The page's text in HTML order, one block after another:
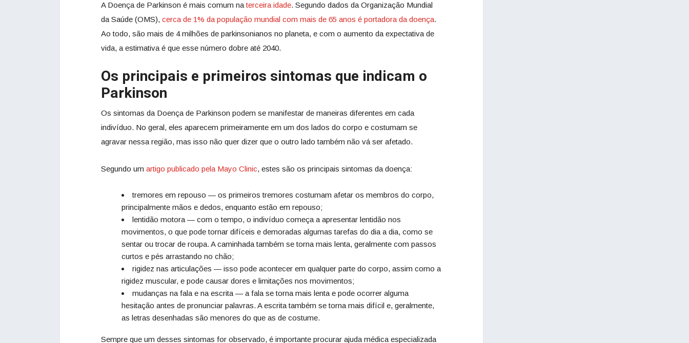
A Doença de Parkinson é mais comum naterceira idade. Segundo dados da Organização Mundial
da Saúde (OMS), cerca de 1% da população mundial com mais de 65 anos é portadora da doença.
Ao todo, são mais de 4 milhões de parkinsonianos no planeta, e com o aumento da expectativa de
vida, a estimativa é que esse número dobre até 2040.
Os principais e primeiros sintomas que indicam o
Parkinson
Os sintomas da Doença de Parkinson podem se manifestar de maneiras diferentes em cada
indivíduo. No geral, eles aparecem primeiramente em um dos lados do corpo e costumam se
agravar nessa região, mas isso não quer dizer que o outro lado também não vá ser afetado.
Segundo um artigo publicado pela Mayo Clinic, estes são os principais sintomas da doença:
tremores em repouso — os primeiros tremores costumam afetar os membros do corpo,
principalmente mãos e dedos, enquanto estão em repouso;
lentidão motora — com o tempo, o indivíduo começa a apresentar lentidão nos
movimentos, o que pode tornar difíceis e demoradas algumas tarefas do dia a dia, como se
sentar ou trocar de roupa. A caminhada também se torna mais lenta, geralmente com passos
curtos e pés arrastando no chão;
rigidez nas articulações — isso pode acontecer em qualquer parte do corpo, assim como a
rigidez muscular, e pode causar dores e limitações nos movimentos;
mudanças na fala e na escrita — a fala se torna mais lenta e pode ocorrer alguma
hesitação antes de pronunciar palavras. A escrita também se torna mais difícil e, geralmente,
as letras desenhadas são menores do que as de costume.
Sempre que um desses sintomas for observado, é importante procurar ajuda médica especializada